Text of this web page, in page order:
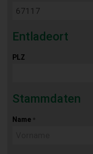
Entladeort
PLZ
Stammdaten
Name *